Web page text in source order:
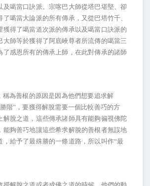
及噶當口訣派。宗喀巴大師從塔巴堪堅、卻
噶當大論派的所有傳承，又從巴塔竹千、
獲得了噶當道次派的傳承以及噶當口訣派的
大師等於獲得了阿底峽尊者所流傳的噶當三
了感恩所有的傳承上師，在此對傳承的諸師
稱為善根的原因是因為他們想要追求解
階”，要獲得解脫需要一個比較善巧的方
解脫之道，這些傳承諸師具有能夠徧視佛陀
能夠善巧地讓這些希求解脫的善根者無誤地
，給予了最殊勝的一條道路，所以叫作“最